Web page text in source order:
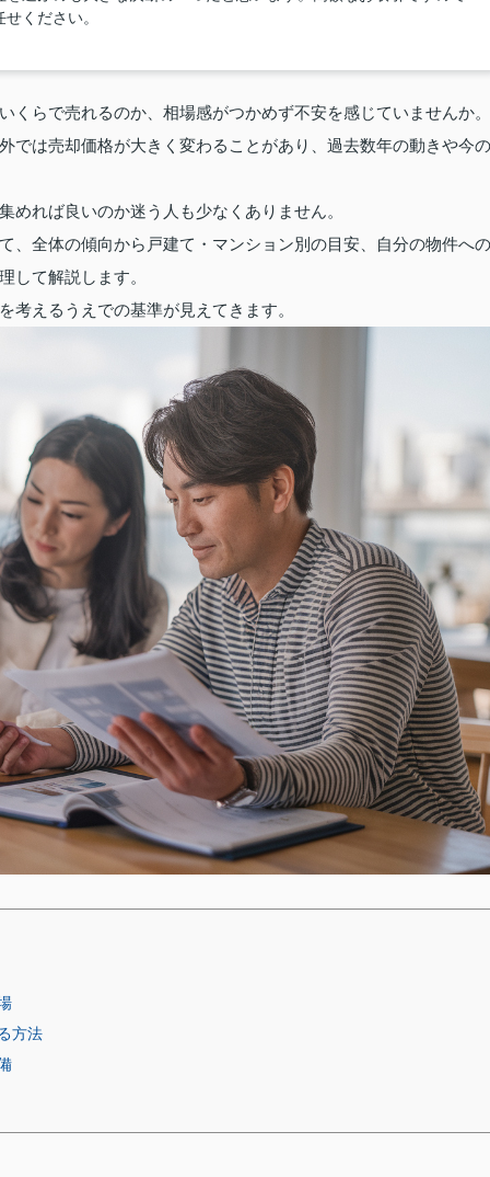
ください。
くらで売れるのか、相場感がつかめず不安を感じていませんか。
では売却価格が大きく変わることがあり、過去数年の動きや今の
れば良いのか迷う人も少なくありません。
、全体の傾向から戸建て・マンション別の目安、自分の物件への
して解説します。
考えるうえでの基準が見えてきます。
方法